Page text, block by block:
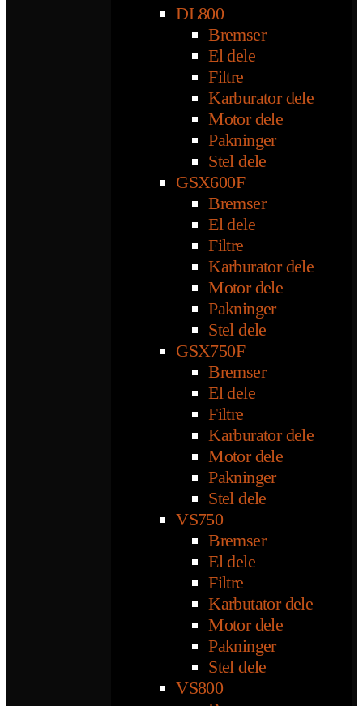
DL800
Bremser
El dele
Filtre
Karburator dele
Motor dele
Pakninger
Stel dele
GSX600F
Bremser
El dele
Filtre
Karburator dele
Motor dele
Pakninger
Stel dele
GSX750F
Bremser
El dele
Filtre
Karburator dele
Motor dele
Pakninger
Stel dele
VS750
Bremser
El dele
Filtre
Karbutator dele
Motor dele
Pakninger
Stel dele
VS800